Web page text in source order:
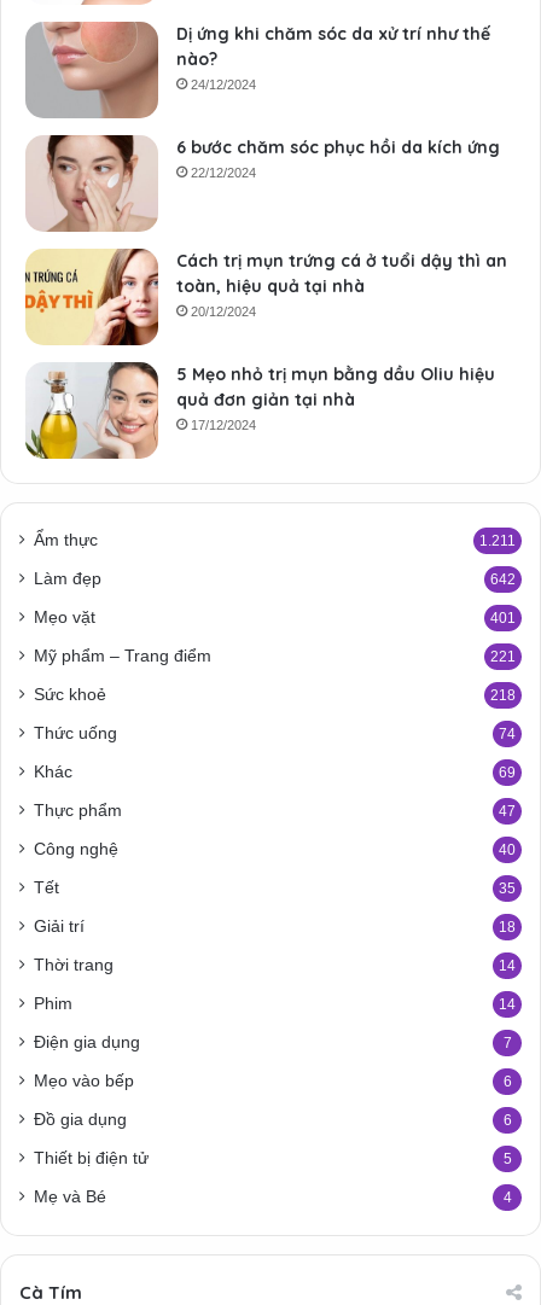
Dị ứng khi chăm sóc da xử trí như thế
nào?
24/12/2024
6 bước chăm sóc phục hồi da kích ứng
22/12/2024
Cách trị mụn trứng cá ở tuổi dậy thì an
toàn, hiệu quả tại nhà
20/12/2024
5 Mẹo nhỏ trị mụn bằng dầu Oliu hiệu
quả đơn giản tại nhà
17/12/2024
Ẩm thực 1.211
Làm đẹp 642
Mẹo vặt 401
Mỹ phẩm – Trang điểm 221
Sức khoẻ 218
Thức uống 74
Khác 69
Thực phẩm 47
Công nghệ 40
Tết 35
Giải trí 18
Thời trang 14
Phim 14
Điện gia dụng 7
Mẹo vào bếp 6
Đồ gia dụng 6
Thiết bị điện tử 5
Mẹ và Bé 4
Cà Tím